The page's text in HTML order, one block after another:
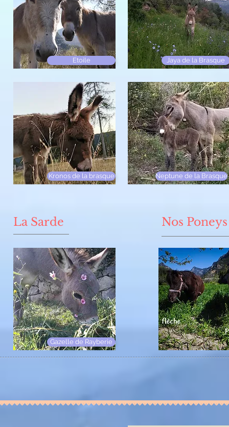
Etoile
Kronos de la brasque
La Sarde
Gazelle de Rayberie
Jaya de la Brasque
Neptune de la Brasque
Nos Poneys